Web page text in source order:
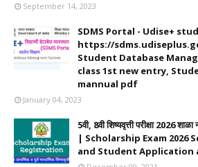
September 14, 2023
SDMS Portal - Udise+
https://
Student Database
class 1st new entry,
mannual pdf
January 04, 2023
5वी, 8वी शिष्यवृत्ती परीक्षा 2026
| Scholarship Exam 2026
and Student Application